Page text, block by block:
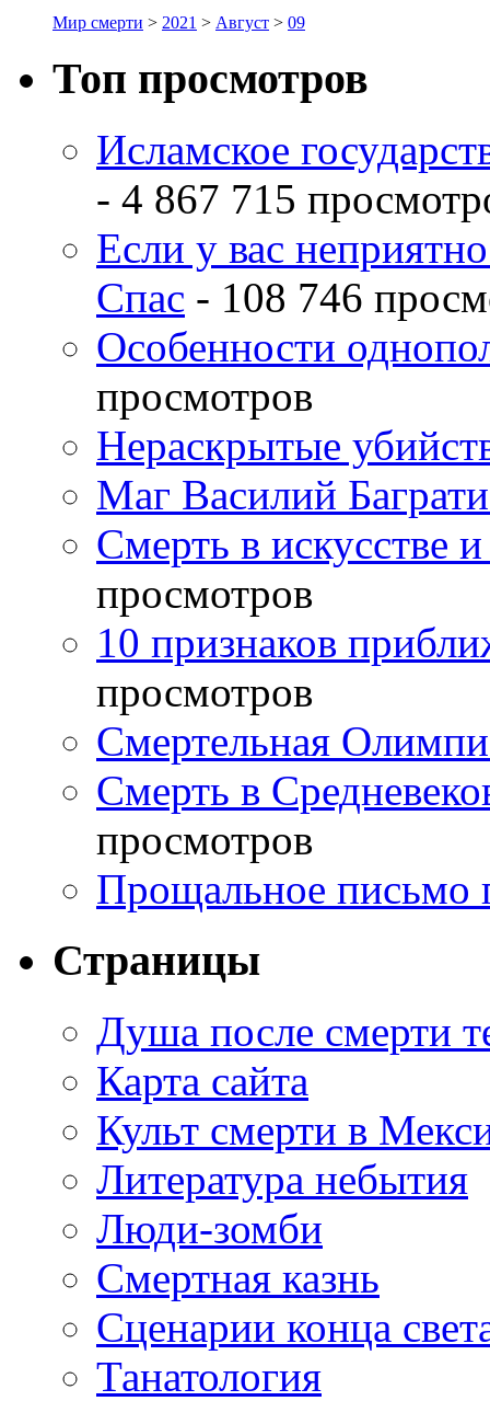
Мир смерти > 2021 > Август > 09
Топ просмотров
Исламское
- 4 867 715
Если у вас
Спас - 108 746
Особенности
просмотров
Нераскрытые
Маг Василий
Смерть в искусстве
просмотров
10 признаков
просмотров
Смертельная
Смерть в
просмотров
Прощальное письмо
Страницы
Душа после смерти
Карта сайта
Культ смерти в
Литература небытия
Люди-зомби
Смертная казнь
Сценарии конца
Танатология